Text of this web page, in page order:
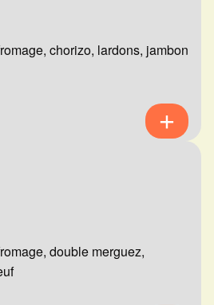
chorizo, lardons, jambon
double merguez,